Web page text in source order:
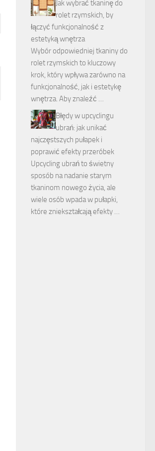
Jak wybrać tkaninę do
rolet rzymskich, by
łączyć funkcjonalność z
estetyką wnętrza
Wybór odpowiedniej tkaniny do
rolet rzymskich to kluczowy
krok, który wpływa zarówno na
funkcjonalność, jak i estetykę
wnętrza. Aby znaleźć …
Błędy w upcyclingu
ubrań: jak unikać
najczęstszych pułapek i
poprawić efekty przeróbek
Upcycling ubrań to świetny
sposób na nadanie starym
tkaninom nowego życia, ale
wiele osób wpada w pułapki,
które zniekształcają efekty …